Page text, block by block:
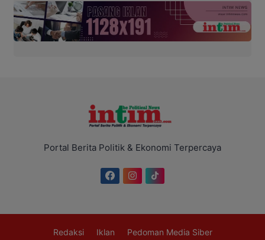
Portal Berita Politik & Ekonomi Terpercaya
Redaksi Iklan Pedoman Media Siber